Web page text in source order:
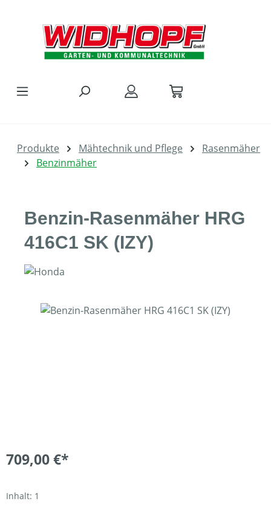
Produkte Mähtechnik und Pflege
Rasenmäher
Benzinmäher
Benzin-Rasenmäher HRG
416C1 SK (IZY)
Bildergalerie überspringen
709,00 €*
Inhalt: 1